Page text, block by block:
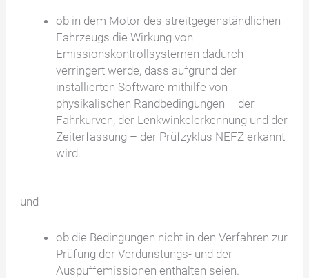
ob in dem Motor des streitgegenständlichen
Fahrzeugs die Wirkung von
Emissionskontrollsystemen dadurch
verringert werde, dass aufgrund der
installierten Software mithilfe von
physikalischen Randbedingungen – der
Fahrkurven, der Lenkwinkelerkennung und der
Zeiterfassung – der Prüfzyklus NEFZ erkannt
wird.
und
ob die Bedingungen nicht in den Verfahren zur
Prüfung der Verdunstungs- und der
Auspuffemissionen enthalten seien.